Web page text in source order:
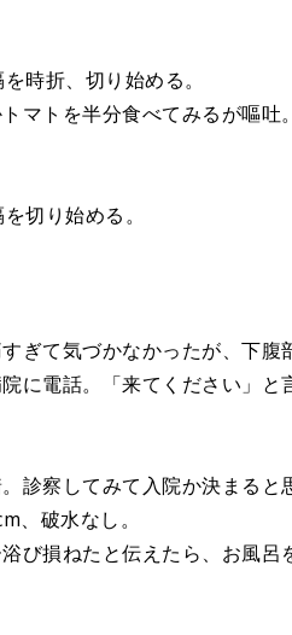
時折、切り始める。
マトを半分食べてみるが嘔吐。
切り始める。
ぎて気づかなかったが、下
に電話。「来てください」と
診察してみて入院か決まると
、破水なし。
び損ねたと伝えたら、お風呂